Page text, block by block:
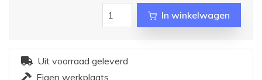
In winkelwagen
Uit voorraad geleverd
Eigen werkplaats